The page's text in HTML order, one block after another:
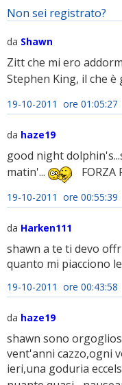
Non sei registrato?
da Shawn
Zitt che mi ero
Stephen King, il che è
19-10-2011 ore 01:05:27
da haze19
good night
matin'...
FORZA
19-10-2011 ore 00:55:39
da Harken111
shawn a te ti devo
quanto mi piacciono
19-10-2011 ore 00:43:58
da haze19
shawn sono
vent'anni cazzo,ogni
ieri,una goduria